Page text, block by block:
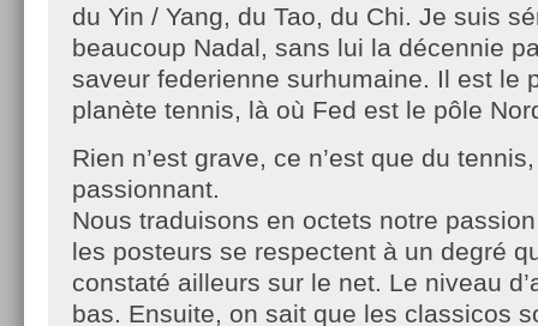
du Yin / Yang, du Tao, du Chi. Je suis
beaucoup Nadal, sans lui la décennie
saveur federienne surhumaine. Il est le
planète tennis, là où Fed est le pôle
Rien n’est grave, ce n’est que du
passionnant.
Nous traduisons en octets notre
les posteurs se respectent à un degré
constaté ailleurs sur le net. Le niveau
bas. Ensuite, on sait que les classicos